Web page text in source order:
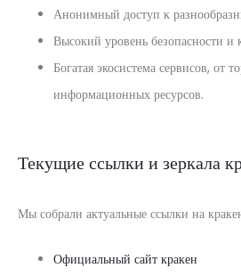
Анонимный доступ к
Высокий уровень безопасности и
Богатая экосистема сервисов, от
информационных ресурсов.
Текущие ссылки и зеркала
Мы собрали актуальные ссылки на
Официальный сайт кракен